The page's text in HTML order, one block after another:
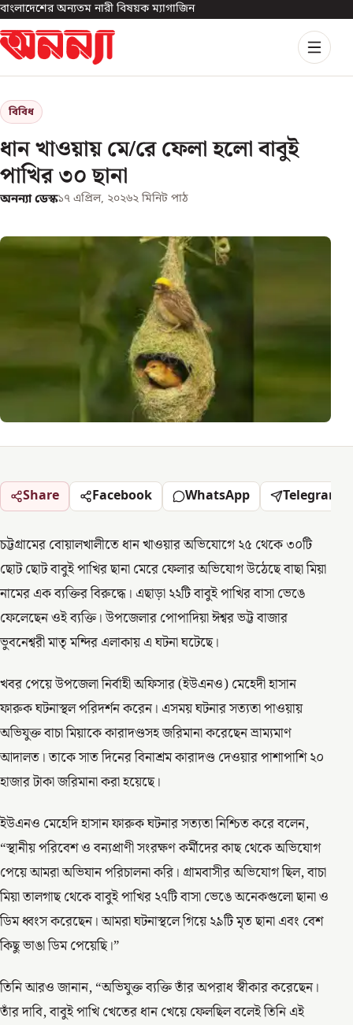
বাংলাদেশের অন্যতম নারী বিষয়ক ম্যাগাজিন
বিবিধ
ধান খাওয়ায় মে/রে ফেলা হলো বাবুই
পাখির ৩০ ছানা
অনন্যা ডেস্ক১৭ এপ্রিল, ২০২৬২ মিনিট পাঠ
Share Facebook WhatsApp Telegram
চট্টগ্রামের বোয়ালখালীতে ধান খাওয়ার অভিযোগে ২৫ থেকে ৩০টি
ছোট ছোট বাবুই পাখির ছানা মেরে ফেলার অভিযোগ উঠেছে বাছা মিয়া
নামের এক ব্যক্তির বিরুদ্ধে। এছাড়া ২২টি বাবুই পাখির বাসা ভেঙে
ফেলেছেন ওই ব্যক্তি। উপজেলার পোপাদিয়া ঈশ্বর ভট্ট বাজার
ভুবনেশ্বরী মাতৃ মন্দির এলাকায় এ ঘটনা ঘটেছে।
খবর পেয়ে উপজেলা নির্বাহী অফিসার (ইউএনও) মেহেদী হাসান
ফারুক ঘটনাস্থল পরিদর্শন করেন। এসময় ঘটনার সত্যতা পাওয়ায়
অভিযুক্ত বাচা মিয়াকে কারাদণ্ডসহ জরিমানা করেছেন ভ্রাম্যমাণ
আদালত। তাকে সাত দিনের বিনাশ্রম কারাদণ্ড দেওয়ার পাশাপাশি ২০
হাজার টাকা জরিমানা করা হয়েছে।
ইউএনও মেহেদি হাসান ফারুক ঘটনার সত্যতা নিশ্চিত করে বলেন,
“স্থানীয় পরিবেশ ও বন্যপ্রাণী সংরক্ষণ কর্মীদের কাছ থেকে অভিযোগ
পেয়ে আমরা অভিযান পরিচালনা করি। গ্রামবাসীর অভিযোগ ছিল, বাচা
মিয়া তালগাছ থেকে বাবুই পাখির ২৭টি বাসা ভেঙে অনেকগুলো ছানা ও
ডিম ধ্বংস করেছেন। আমরা ঘটনাস্থলে গিয়ে ২৯টি মৃত ছানা এবং বেশ
কিছু ভাঙা ডিম পেয়েছি।”
তিনি আরও জানান, “অভিযুক্ত ব্যক্তি তাঁর অপরাধ স্বীকার করেছেন।
তাঁর দাবি, বাবুই পাখি খেতের ধান খেয়ে ফেলছিল বলেই তিনি এই